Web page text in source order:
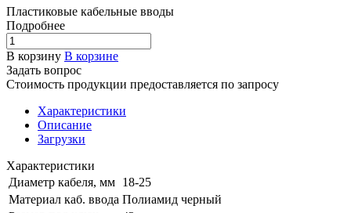
Пластиковые кабельные вводы
Подробнее
В корзину В корзине
Задать вопрос
Стоимость продукции предоставляется по запросу
Характеристики
Описание
Загрузки
Характеристики
Диаметр кабеля, мм 18-25
Материал каб. ввода Полиамид черный